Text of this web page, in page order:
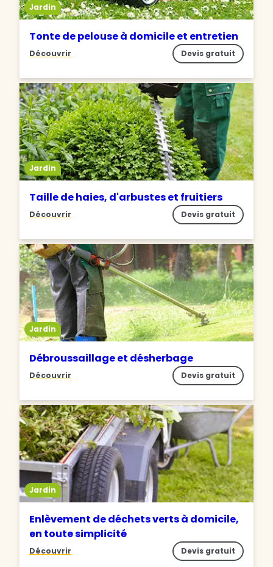
Jardin
Tonte de pelouse à domicile et entretien
Découvrir Devis gratuit
Jardin
Taille de haies, d'arbustes et fruitiers
Découvrir Devis gratuit
Jardin
Débroussaillage et désherbage
Découvrir Devis gratuit
Jardin
Enlèvement de déchets verts à domicile,
en toute simplicité
Découvrir Devis gratuit